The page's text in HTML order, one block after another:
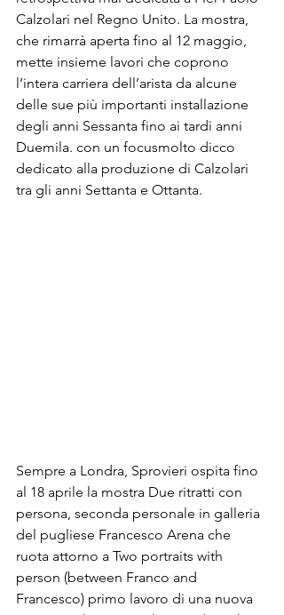
Calzolari nel Regno Unito. La mostra,
che rimarrà aperta fino al 12 maggio,
mette insieme lavori che coprono
l’intera carriera dell’arista da alcune
delle sue più importanti installazione
degli anni Sessanta fino ai tardi anni
Duemila. con un focusmolto dicco
dedicato alla produzione di Calzolari
tra gli anni Settanta e Ottanta.
Sempre a Londra, Sprovieri ospita fino
al 18 aprile la mostra Due ritratti con
persona, seconda personale in galleria
del pugliese Francesco Arena che
ruota attorno a Two portraits with
person (between Franco and
Francesco) primo lavoro di una nuova